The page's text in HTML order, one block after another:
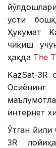
усти
Ҳукумат
чиқиш
ҳақда The
KazSat-3R
Осиёнинг
интернет
Ўтган
3R